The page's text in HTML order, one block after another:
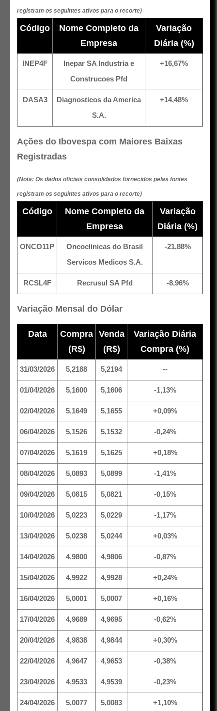
registram os seguintes ativos para o recorte)
Código
Nome Completo da
Empresa
Variação
Diária (%)
INEP4F
Inepar SA Industria e
Construcoes Pfd
+16,67%
DASA3
Diagnosticos da America
S.A.
+14,48%
Ações do Ibovespa com Maiores Baixas
Registradas
(Nota: Os dados oficiais consolidados fornecidos pelas fontes
registram os seguintes ativos para o recorte)
Código
Nome Completo da
Empresa
Variação
Diária (%)
ONCO11P
Oncoclinicas do Brasil
Servicos Medicos S.A.
-21,88%
RCSL4F Recrusul SA Pfd -8,96%
Variação Mensal do Dólar
Data
Compra
(R$)
Venda
(R$)
Variação Diária
Compra (%)
31/03/2026 5,2188 5,2194 --
01/04/2026 5,1600 5,1606 -1,13%
02/04/2026 5,1649 5,1655 +0,09%
06/04/2026 5,1526 5,1532 -0,24%
07/04/2026 5,1619 5,1625 +0,18%
08/04/2026 5,0893 5,0899 -1,41%
09/04/2026 5,0815 5,0821 -0,15%
10/04/2026 5,0223 5,0229 -1,17%
13/04/2026 5,0238 5,0244 +0,03%
14/04/2026 4,9800 4,9806 -0,87%
15/04/2026 4,9922 4,9928 +0,24%
16/04/2026 5,0001 5,0007 +0,16%
17/04/2026 4,9689 4,9695 -0,62%
20/04/2026 4,9838 4,9844 +0,30%
22/04/2026 4,9647 4,9653 -0,38%
23/04/2026 4,9533 4,9539 -0,23%
24/04/2026 5,0077 5,0083 +1,10%